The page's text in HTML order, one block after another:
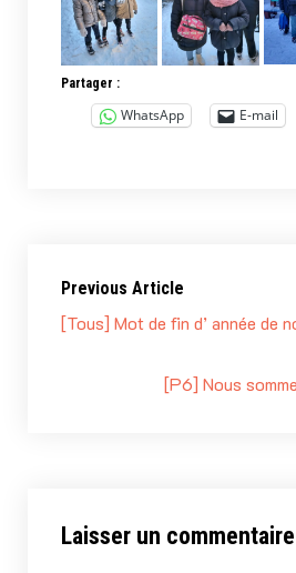
Partager :
WhatsApp E-mail
Previous Article
[Tous] Mot de fin d’ année de
[P6] Nous
Laisser un commentaire